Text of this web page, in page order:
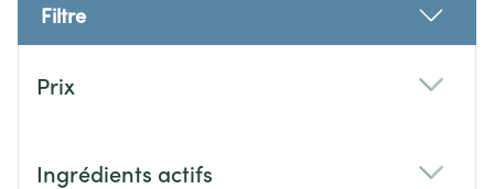
Filtre
Prix
Ingrédients actifs